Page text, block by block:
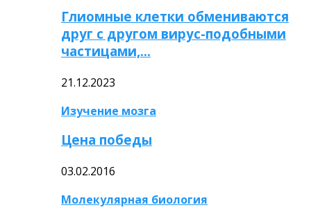
Глиомные клетки обмениваются
друг с другом вирус-подобными
частицами,…
21.12.2023
Изучение мозга
Цена победы
03.02.2016
Молекулярная биология